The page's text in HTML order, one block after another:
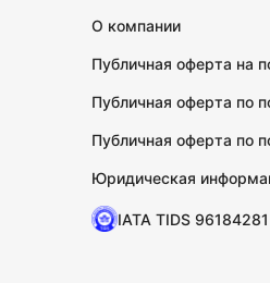
О компании
Публичная оферта на
Публичная оферта по
Публичная оферта по
Юридическая
IATA TIDS 96184281